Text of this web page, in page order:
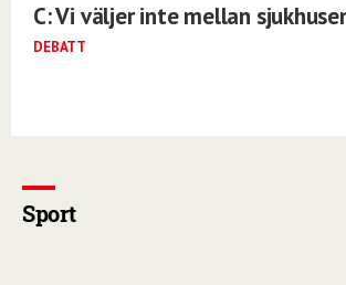
C: Vi väljer inte mellan
DEBATT
Sport